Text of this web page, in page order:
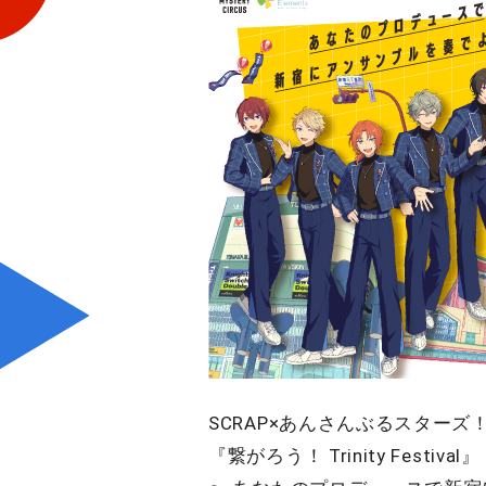
SCRAP×あんさんぶるスターズ
『繋がろう！ Trinity Festival』